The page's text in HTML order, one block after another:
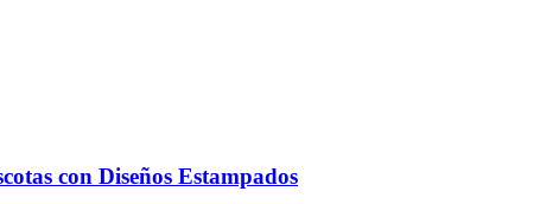
con Diseños Estampados